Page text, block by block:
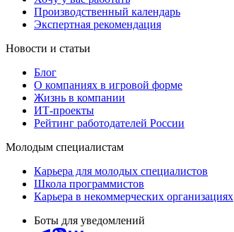
Производственный календарь
Экспертная рекомендация
Новости и статьи
Блог
О компаниях в игровой форме
Жизнь в компании
ИТ-проекты
Рейтинг работодателей России
Молодым специалистам
Карьера для молодых специалистов
Школа программистов
Карьера в некоммерческих организациях
Боты для уведомлений